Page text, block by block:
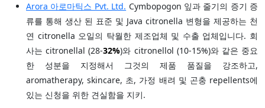
Arora 아로마틱스 Pvt. Ltd. Cymbopogon 잎과 줄기의 증기 증
류를 통해 생산 된 표준 및 Java citronella 변형을 제공하는 천
연 citronella 오일의 탁월한 제조업체 및 수출 업체입니다. 회
사는 citronellal (28-32%)와 citronellol (10-15%)와 같은 중요
한 성분을 지정해서 그것의 제품 품질을 강조하고,
aromatherapy, skincare, 초, 가정 배려 및 곤충 repellents에
있는 신청을 위한 견실함을 지키.